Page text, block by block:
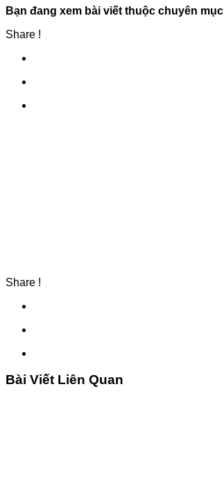
Bạn đang xem bài viết thuộc chuyên mục
Share !
Share !
Bài Viết Liên Quan